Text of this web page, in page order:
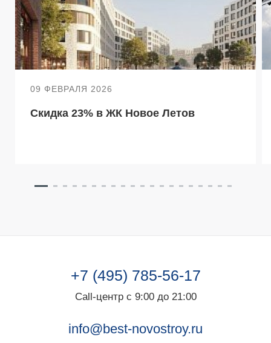
09 ФЕВРАЛЯ 2026
Скидка 23% в ЖК Новое Летов
+7 (495) 785-56-17
Call-центр с 9:00 до 21:00
info@best-novostroy.ru